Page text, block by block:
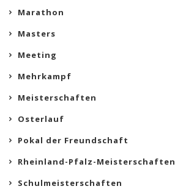
Marathon
Masters
Meeting
Mehrkampf
Meisterschaften
Osterlauf
Pokal der Freundschaft
Rheinland-Pfalz-Meisterschaften
Schulmeisterschaften